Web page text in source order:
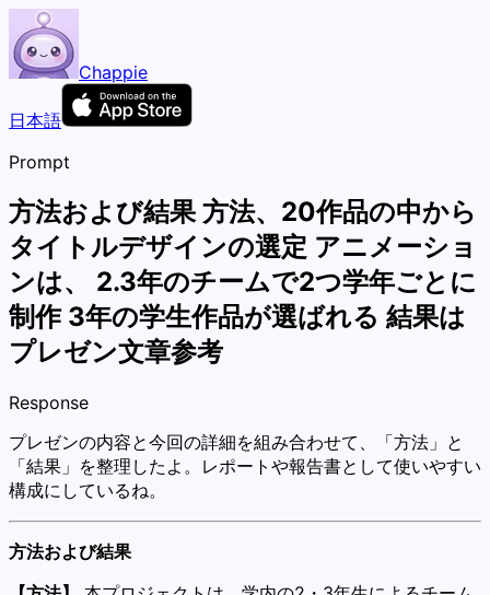
Chappie
日本語
Prompt
方法および結果 方法、20作品の中から
タイトルデザインの選定 アニメーショ
ンは、 2.3年のチームで2つ学年ごとに
制作 3年の学生作品が選ばれる 結果は
プレゼン文章参考
Response
プレゼンの内容と今回の詳細を組み合わせて、「方法」と
「結果」を整理したよ。レポートや報告書として使いやすい
構成にしているね。
方法および結果